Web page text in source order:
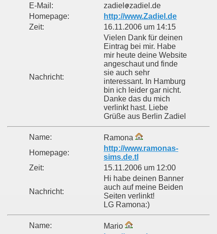
E-Mail:
zadiel
zadiel.de
Homepage:
http://www.Zadiel.de
Zeit:
16.11.2006 um 14:15
Nachricht:
Vielen Dank für deinen
Eintrag bei mir. Habe
mir heute deine Website
angeschaut und finde
sie auch sehr
interessant. In Hamburg
bin ich leider gar nicht.
Danke das du mich
verlinkt hast. Liebe
Grüße aus Berlin Zadiel
Name:
Ramona
Homepage:
http://www.ramonas-
sims.de.tl
Zeit:
15.11.2006 um 12:00
Nachricht:
Hi habe deinen Banner
auch auf meine Beiden
Seiten verlinkt!
LG Ramona:)
Name:
Mario